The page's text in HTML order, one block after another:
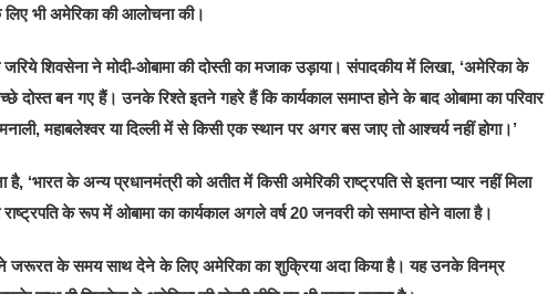
लिए भी अमेरिका की आलोचना की।
शिवसेना ने मोदी-ओबामा की दोस्ती का मजाक उड़ाया। संपादकीय में लिखा, ‘अमेरिका के
दोस्त बन गए हैं। उनके रिश्ते इतने गहरे हैं कि कार्यकाल समाप्त होने के बाद ओबामा का परिवार
महाबलेश्वर या दिल्ली में से किसी एक स्थान पर अगर बस जाए तो आश्चर्य नहीं होगा।’
‘भारत के अन्य प्रधानमंत्री को अतीत में किसी अमेरिकी राष्ट्रपति से इतना प्यार नहीं मिला
के रूप में ओबामा का कार्यकाल अगले वर्ष 20 जनवरी को समाप्त होने वाला है।
ने जरूरत के समय साथ देने के लिए अमेरिका का शुक्रिया अदा किया है। यह उनके विनम्र